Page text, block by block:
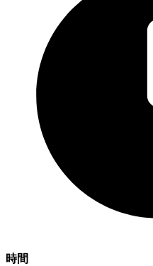
時間